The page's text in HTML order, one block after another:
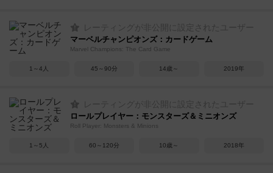
レーティングが非公開に設定されたユーザー
マーベルチャンピオンズ：カードゲーム
Marvel Champions: The Card Game
1～4人 45～90分 14歳～ 2019年
レーティングが非公開に設定されたユーザー
ロールプレイヤー：モンスターズ＆ミニオンズ
Roll Player: Monsters & Minions
1～5人 60～120分 10歳～ 2018年